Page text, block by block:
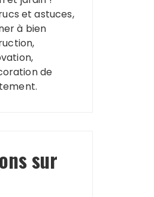
et astuces,
à bien
de
sur